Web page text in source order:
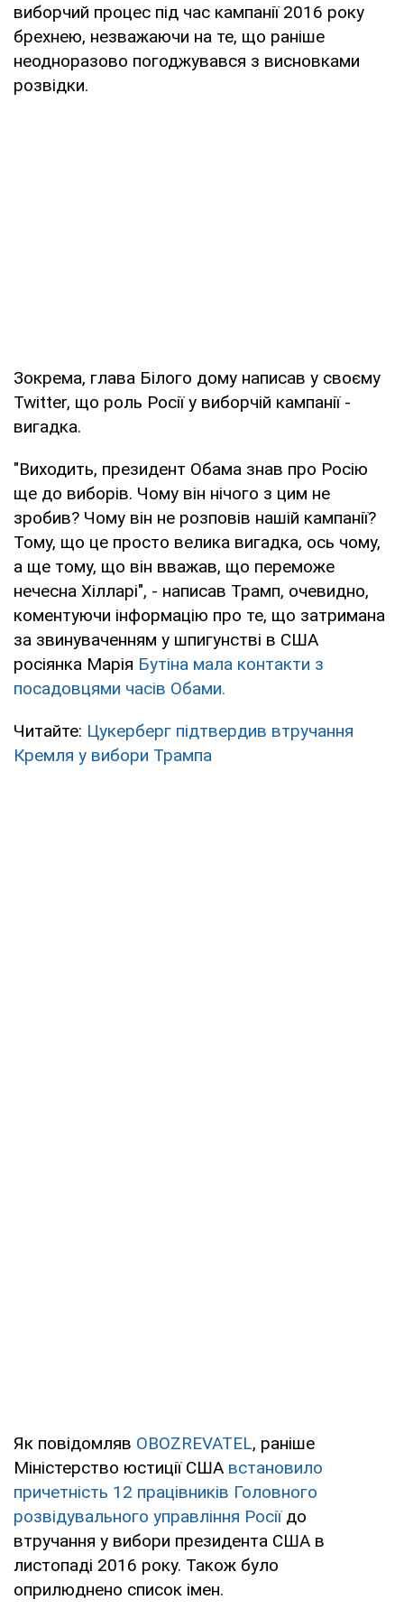
виборчий процес під час кампанії 2016 року
брехнею, незважаючи на те, що раніше
неодноразово погоджувався з висновками
розвідки.
Зокрема, глава Білого дому написав у своєму
Twitter, що роль Росії у виборчій кампанії -
вигадка.
"Виходить, президент Обама знав про Росію
ще до виборів. Чому він нічого з цим не
зробив? Чому він не розповів нашій кампанії?
Тому, що це просто велика вигадка, ось чому,
а ще тому, що він вважав, що переможе
нечесна Хілларі", - написав Трамп, очевидно,
коментуючи інформацію про те, що затримана
за звинуваченням у шпигунстві в США
росіянка Марія Бутіна мала контакти з
посадовцями часів Обами.
Читайте: Цукерберг підтвердив втручання
Кремля у вибори Трампа
Як повідомляв OBOZREVATEL, раніше
Міністерство юстиції США встановило
причетність 12 працівників Головного
розвідувального управління Росіїдо
втручання у вибори президента США в
листопаді 2016 року. Також було
оприлюднено список імен.